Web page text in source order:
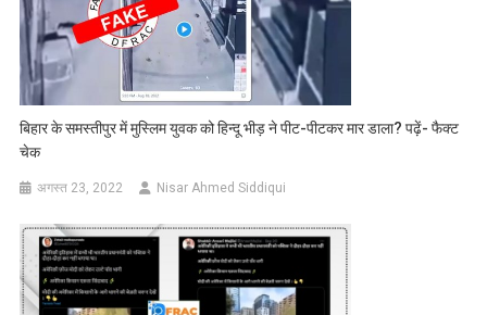
बिहार के समस्तीपुर में मुस्लिम युवक को हिन्दू भीड़ ने पीट-पीटकर मार डाला? पढ़ें- फैक्ट
चेक
अगस्त 23, 2022 Nisar Ahmed Siddiqui